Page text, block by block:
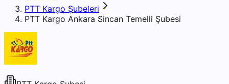
PTT Kargo Şubeleri
PTT Kargo Ankara Sincan Temelli Şubesi